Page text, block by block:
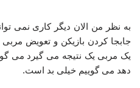
به نظر من الان دیگر کاری نمی
جابجا کردن بازیکن و تعویض
یک مربی یک نتیجه می گیرد می
دهد می گوییم خیلی بد است.